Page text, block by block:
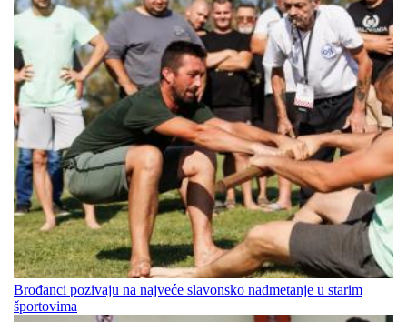
Brođanci pozivaju na najveće slavonsko nadmetanje u starim
športovima